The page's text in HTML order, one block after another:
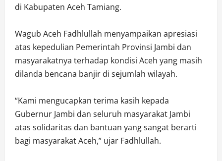
di Kabupaten Aceh Tamiang.
‎Wagub Aceh Fadhlullah menyampaikan apresiasi
atas kepedulian Pemerintah Provinsi Jambi dan
masyarakatnya terhadap kondisi Aceh yang masih
dilanda bencana banjir di sejumlah wilayah.
‎“Kami mengucapkan terima kasih kepada
Gubernur Jambi dan seluruh masyarakat Jambi
atas solidaritas dan bantuan yang sangat berarti
bagi masyarakat Aceh,” ujar Fadhlullah.